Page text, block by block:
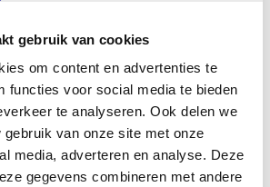
gebruik van cookies
om content en advertenties te
functies voor social media te bieden
te analyseren. Ook delen we
gebruik van onze site met onze
media, adverteren en analyse. Deze
gegevens combineren met andere
hoog stof alu onderstel